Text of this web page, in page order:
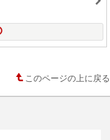
このページの上に戻る